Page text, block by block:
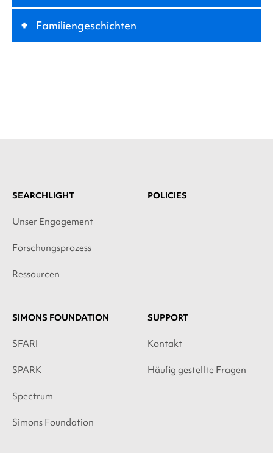
+ Familiengeschichten
SEARCHLIGHT
Unser Engagement
Forschungsprozess
Ressourcen
POLICIES
SIMONS FOUNDATION
SFARI
SPARK
Spectrum
Simons Foundation
SUPPORT
Kontakt
Häufig gestellte Fragen